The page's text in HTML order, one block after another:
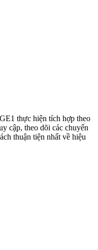
thực hiện tích hợp theo
cập, theo dõi các chuyển
thuận tiện nhất về hiệu